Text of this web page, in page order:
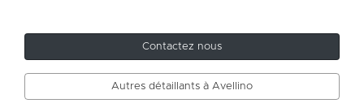
Contactez nous
Autres détaillants à Avellino